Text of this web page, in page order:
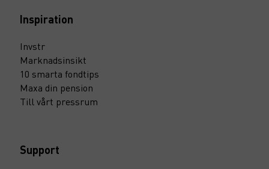
Inspiration
Invstr
Marknadsinsikt
10 smarta fondtips
Maxa din pension
Till vårt pressrum
Support